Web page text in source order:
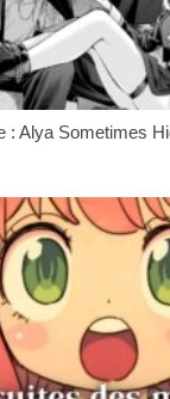
: Alya Sometimes